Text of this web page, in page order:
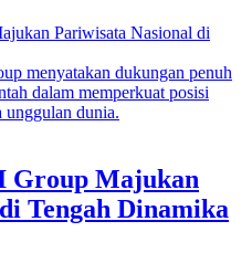
menyatakan dukungan penuh
dalam memperkuat posisi
unggulan dunia.
Group Majukan
Tengah Dinamika